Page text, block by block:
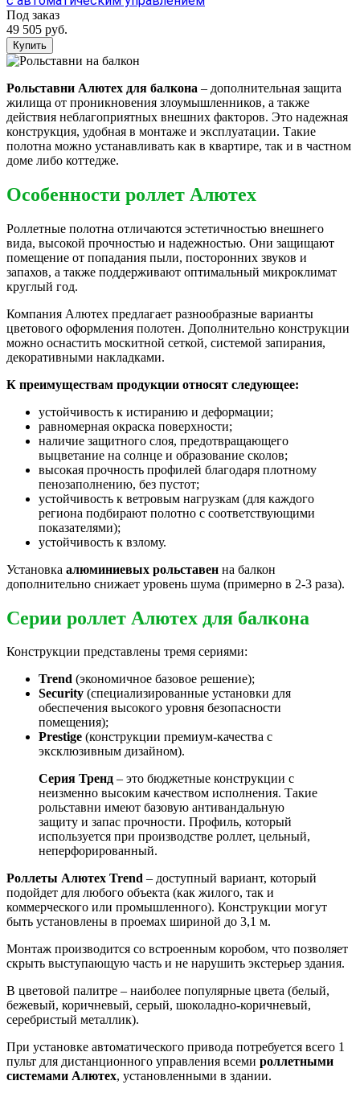
Под заказ
49 505 руб.
Купить
Рольставни Алютех для балкона – дополнительная защита
жилища от проникновения злоумышленников, а также
действия неблагоприятных внешних факторов. Это надежная
конструкция, удобная в монтаже и эксплуатации. Такие
полотна можно устанавливать как в квартире, так и в частном
доме либо коттедже.
Особенности роллет Алютех
Роллетные полотна отличаются эстетичностью внешнего
вида, высокой прочностью и надежностью. Они защищают
помещение от попадания пыли, посторонних звуков и
запахов, а также поддерживают оптимальный микроклимат
круглый год.
Компания Алютех предлагает разнообразные варианты
цветового оформления полотен. Дополнительно конструкции
можно оснастить москитной сеткой, системой запирания,
декоративными накладками.
К преимуществам продукции относят следующее:
устойчивость к истиранию и деформации;
равномерная окраска поверхности;
наличие защитного слоя, предотвращающего
выцветание на солнце и образование сколов;
высокая прочность профилей благодаря плотному
пенозаполнению, без пустот;
устойчивость к ветровым нагрузкам (для каждого
региона подбирают полотно с соответствующими
показателями);
устойчивость к взлому.
Установка алюминиевых рольставен на балкон
дополнительно снижает уровень шума (примерно в 2-3 раза).
Серии роллет Алютех для балкона
Конструкции представлены тремя сериями:
Trend (экономичное базовое решение);
Security (специализированные установки для
обеспечения высокого уровня безопасности
помещения);
Prestige (конструкции премиум-качества с
эксклюзивным дизайном).
Серия Тренд – это бюджетные конструкции с
неизменно высоким качеством исполнения. Такие
рольставни имеют базовую антивандальную
защиту и запас прочности. Профиль, который
используется при производстве роллет, цельный,
неперфорированный.
Роллеты Алютех Trend – доступный вариант, который
подойдет для любого объекта (как жилого, так и
коммерческого или промышленного). Конструкции могут
быть установлены в проемах шириной до 3,1 м.
Монтаж производится со встроенным коробом, что позволяет
скрыть выступающую часть и не нарушить экстерьер здания.
В цветовой палитре – наиболее популярные цвета (белый,
бежевый, коричневый, серый, шоколадно-коричневый,
серебристый металлик).
При установке автоматического привода потребуется всего 1
пульт для дистанционного управления всеми роллетными
системами Алютех, установленными в здании.